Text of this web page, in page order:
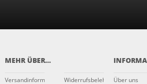
MEHR ÜBER...
VersandinformationenWiderrufsbelehrungÜber uns